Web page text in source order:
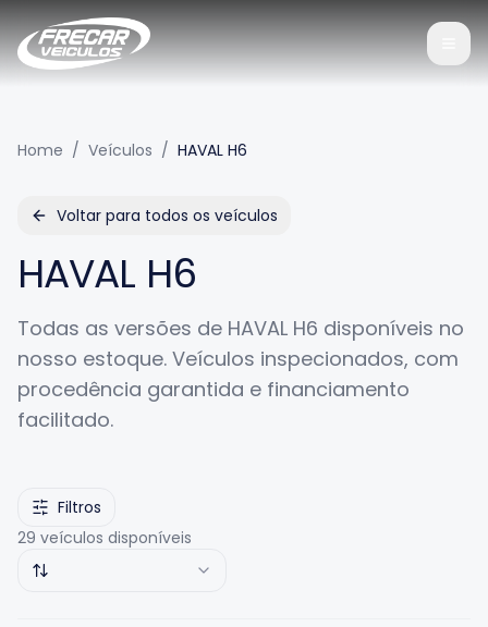
Home / Veículos / HAVAL H6
Voltar para todos os veículos
HAVAL H6
Todas as versões de HAVAL H6 disponíveis no
nosso estoque. Veículos inspecionados, com
procedência garantida e financiamento
facilitado.
Filtros
29 veículos disponíveis